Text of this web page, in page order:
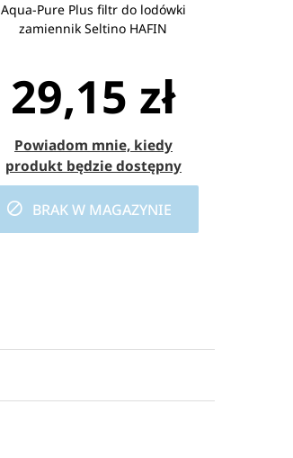
Aqua-Pure Plus filtr do lodówki
zamiennik Seltino HAFIN
29,15 zł
Powiadom mnie, kiedy
produkt będzie dostępny
BRAK W MAGAZYNIE